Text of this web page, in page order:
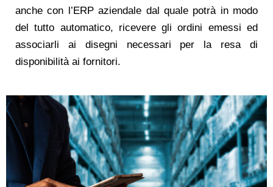
anche con l’ERP aziendale dal quale potrà in modo
del tutto automatico, ricevere gli ordini emessi ed
associarli ai disegni necessari per la resa di
disponibilità ai fornitori.